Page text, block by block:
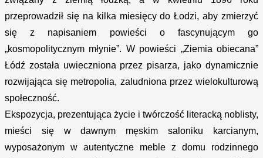
przeprowadził się na kilka miesięcy do Łodzi, aby zmierzyć
się z napisaniem powieści o fascynującym go
„kosmopolitycznym młynie”. W powieści „Ziemia obiecana”
Łódź została uwieczniona przez pisarza, jako dynamicznie
rozwijająca się metropolia, zaludniona przez wielokulturową
społeczność.
Ekspozycja, prezentująca życie i twórczość literacką noblisty,
mieści się w dawnym męskim saloniku karcianym,
wyposażonym w autentyczne meble z domu rodzinnego